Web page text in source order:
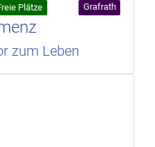
Plätze Grafrath
zum Leben